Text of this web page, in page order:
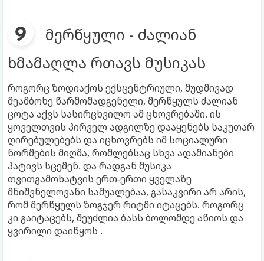
მერწყული - ძალიან
ხმამაღლა რთავს მუსიკას
როგორც ზოდიაქოს ექსცენტრიული, მუდმივად
მეამბოხე წარმომადგენელი, მერწყულს ძალიან
ცოტა აქვს სასირცხვილო ამ ცხოვრებაში. ის
ყოველთვის პირველ ადგილზე დააყენებს საკუთარ
ღირებულებებს და იცხოვრებს იმ სოციალური
ნორმების მიღმა, რომლებსაც სხვა ადამიანები
პატივს სცემენ. და რადგან მუსიკა
თვითგამოხატვის ერთ-ერთი ყველაზე
მნიშვნელოვანი საშუალებაა, გასაკვირი არ არის,
რომ მერწყულს ზოგჯერ რიტმი იტაცებს. როგორც
კი გაიტაცებს, შეუძლია ბასს ბოლომდე აწიოს და
ყვირილი დაიწყოს .